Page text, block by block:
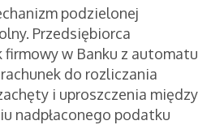
podzielonej
Przedsiębiorca
firmowy w Banku z automatu
do rozliczania
i uproszczenia między
nadpłaconego podatku